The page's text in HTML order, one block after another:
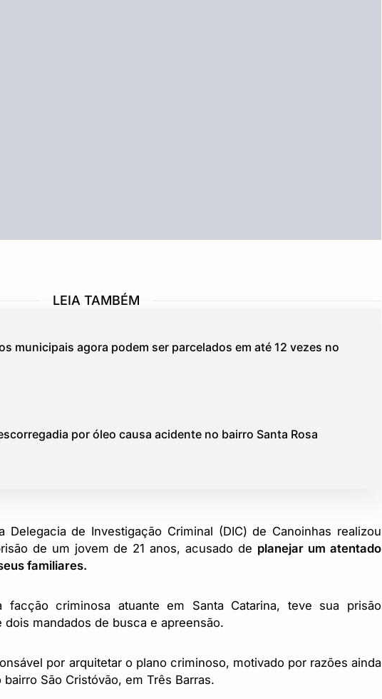
LEIA TAMBÉM
municipais agora podem ser parcelados em até 12 vezes no
por óleo causa acidente no bairro Santa Rosa
Delegacia de Investigação Criminal (DIC) de Canoinhas realizou
de um jovem de 21 anos, acusado de planejar um atentado
familiares.
facção criminosa atuante em Santa Catarina, teve sua prisão
mandados de busca e apreensão.
por arquitetar o plano criminoso, motivado por razões ainda
São Cristóvão, em Três Barras.